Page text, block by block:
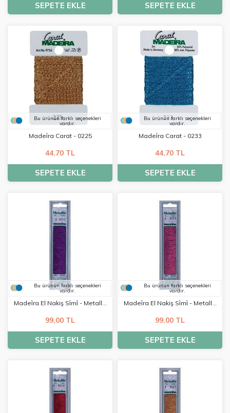
SEPETE EKLE SEPETE EKLE
Bu ürünün farklı seçenekleri
vardır.
Madei̇ra Carat - 0225
44,70 TL
SEPETE EKLE
Bu ürünün farklı seçenekleri
vardır.
Madei̇ra Carat - 0233
44,70 TL
SEPETE EKLE
Bu ürünün farklı seçenekleri
vardır.
Madei̇ra El Nakiş Si̇mi̇ - Metalli̇c
99,00 TL
SEPETE EKLE
Bu ürünün farklı seçenekleri
vardır.
Madei̇ra El Nakiş Si̇mi̇ - Metalli̇c
99,00 TL
SEPETE EKLE